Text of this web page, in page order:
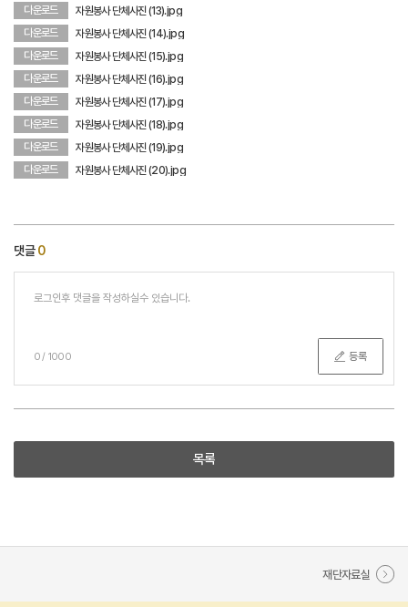
다운로드
자원봉사 단체사진 (13).jpg
다운로드
자원봉사 단체사진 (14).jpg
다운로드
자원봉사 단체사진 (15).jpg
다운로드
자원봉사 단체사진 (16).jpg
다운로드
자원봉사 단체사진 (17).jpg
다운로드
자원봉사 단체사진 (18).jpg
다운로드
자원봉사 단체사진 (19).jpg
다운로드
자원봉사 단체사진 (20).jpg
댓글0
0/ 1000 등록
목록
재단자료실